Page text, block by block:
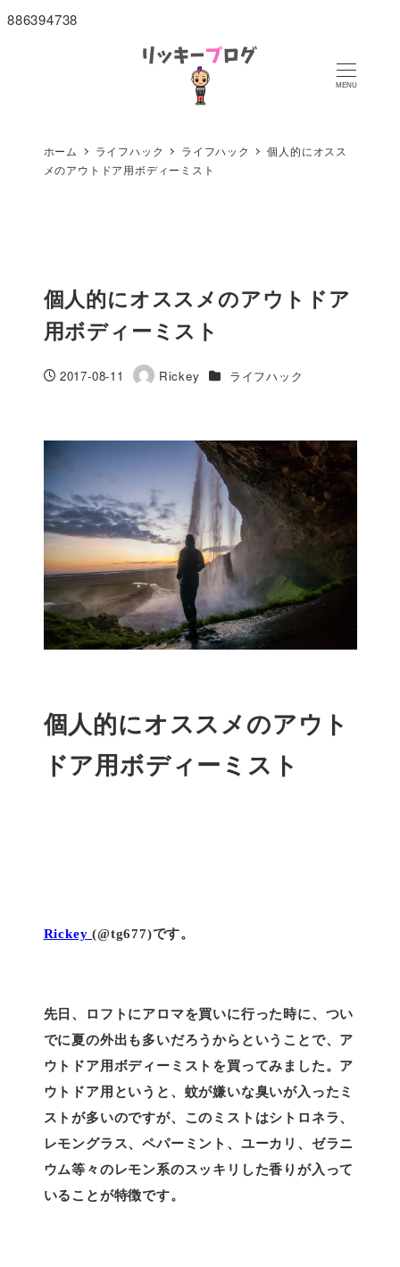
886394738
MENU
ホーム ライフハック ライフハック
個人的にオスス
メのアウトドア用ボディーミスト
個人的にオススメのアウトドア
用ボディーミスト
投稿日
2017-08-11
著
Rickey カテゴリー
ライフハック
個人的にオススメのアウト
ドア用ボディーミスト
Rickey(@tg677)です。
先日、ロフトにアロマを買いに行った時に、つい
でに夏の外出も多いだろうからということで、ア
ウトドア用ボディーミストを買ってみました。ア
ウトドア用というと、蚊が嫌いな臭いが入ったミ
ストが多いのですが、このミストはシトロネラ、
レモングラス、ペパーミント、ユーカリ、ゼラニ
ウム等々のレモン系のスッキリした香りが入って
いることが特徴です。